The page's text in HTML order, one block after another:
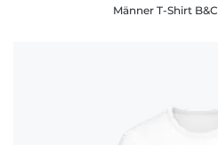
Männer T-Shirt B&C